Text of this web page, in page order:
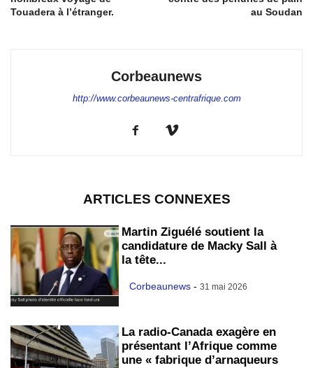
Touadera à l’étranger.
au Soudan
Corbeaunews
http://www.corbeaunews-centrafrique.com
ARTICLES CONNEXES
Martin Ziguélé soutient la
candidature de Macky Sall à
la tête...
Corbeaunews - 31 mai 2026
La radio-Canada exagère en
présentant l’Afrique comme
une « fabrique d’arnaqueurs